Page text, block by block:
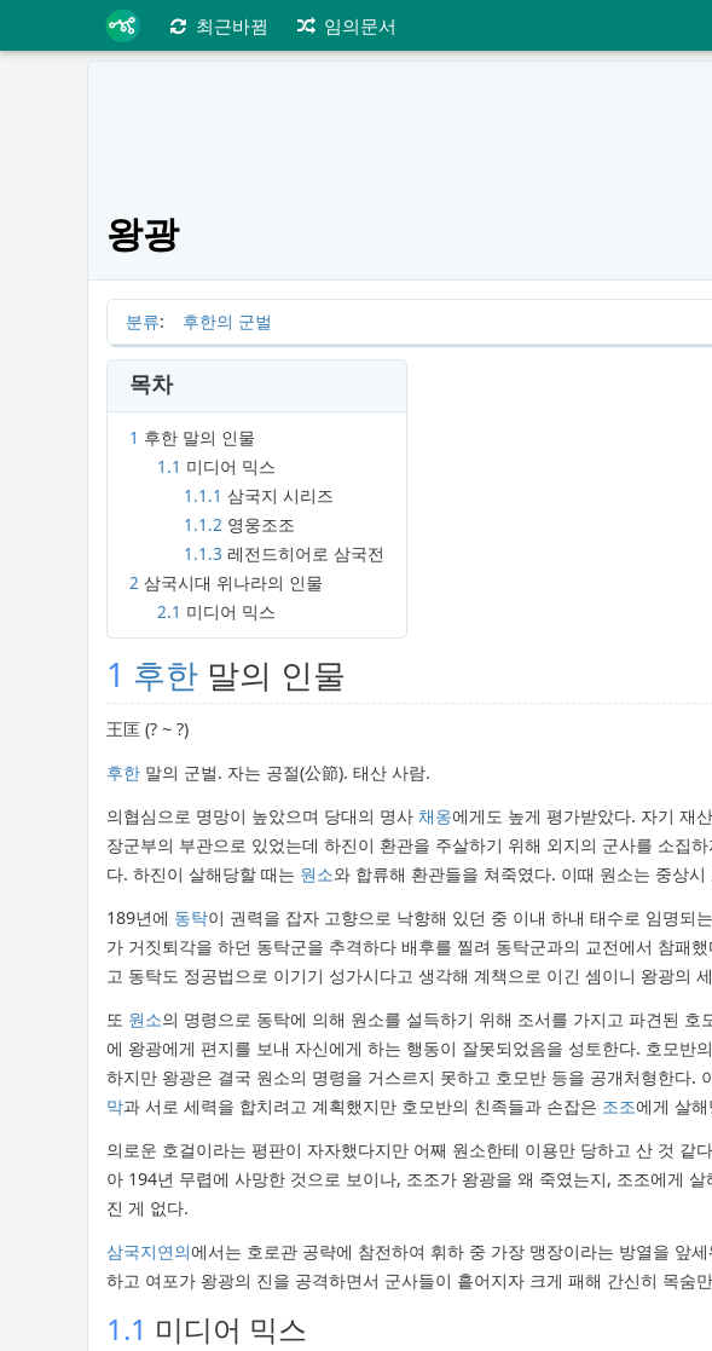
최근바뀜 임의문서
왕광
분류: 후한의 군벌
목차
1 후한 말의 인물
1.1 미디어 믹스
1.1.1 삼국지 시리즈
1.1.2 영웅조조
1.1.3 레전드히어로 삼국전
2 삼국시대 위나라의 인물
2.1 미디어 믹스
1 후한 말의 인물
王匡 (? ~ ?)
후한 말의 군벌. 자는 공절(公節). 태산 사람.
의협심으로 명망이 높았으며 당대의 명사 채옹에게도 높게 평가받았다. 자기 재
장군부의 부관으로 있었는데 하진이 환관을 주살하기 위해 외지의 군사를 소집
다. 하진이 살해당할 때는 원소와 합류해 환관들을 쳐죽였다. 이때 원소는 중상
189년에 동탁이 권력을 잡자 고향으로 낙향해 있던 중 이내 하내 태수로 임명
가 거짓퇴각을 하던 동탁군을 추격하다 배후를 찔려 동탁군과의 교전에서 참패
고 동탁도 정공법으로 이기기 성가시다고 생각해 계책으로 이긴 셈이니 왕광의
또 원소의 명령으로 동탁에 의해 원소를 설득하기 위해 조서를 가지고 파견된
에 왕광에게 편지를 보내 자신에게 하는 행동이 잘못되었음을 성토한다. 호모
하지만 왕광은 결국 원소의 명령을 거스르지 못하고 호모반 등을 공개처형한다.
막과 서로 세력을 합치려고 계획했지만 호모반의 친족들과 손잡은 조조에게 살
의로운 호걸이라는 평판이 자자했다지만 어째 원소한테 이용만 당하고 산 것
아 194년 무렵에 사망한 것으로 보이나, 조조가 왕광을 왜 죽였는지, 조조에게
진 게 없다.
삼국지연의에서는 호로관 공략에 참전하여 휘하 중 가장 맹장이라는 방열을 앞세
하고 여포가 왕광의 진을 공격하면서 군사들이 흩어지자 크게 패해 간신히 목숨
1.1 미디어 믹스